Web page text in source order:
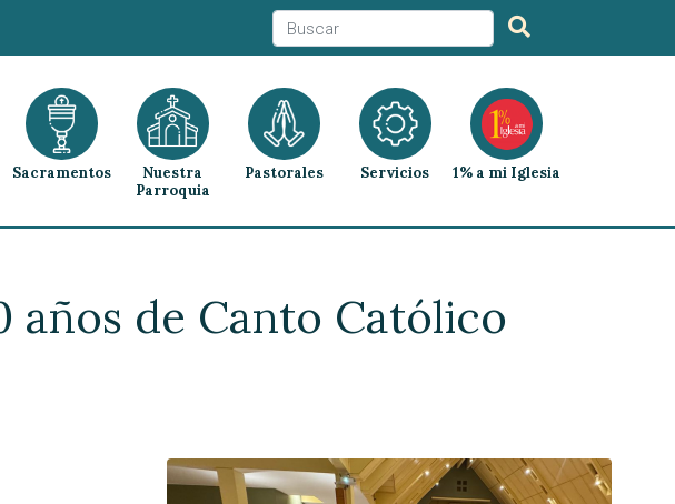
Sacramentos
Nuestra
Parroquia
Pastorales Servicios 1% a mi Iglesia
años de Canto Católico